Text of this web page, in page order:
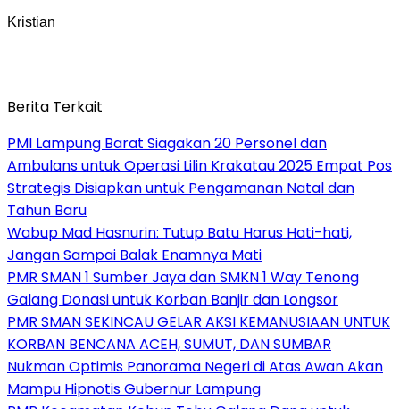
Kristian
Berita Terkait
PMI Lampung Barat Siagakan 20 Personel dan
Ambulans untuk Operasi Lilin Krakatau 2025 Empat Pos
Strategis Disiapkan untuk Pengamanan Natal dan
Tahun Baru
Wabup Mad Hasnurin: Tutup Batu Harus Hati-hati,
Jangan Sampai Balak Enamnya Mati
PMR SMAN 1 Sumber Jaya dan SMKN 1 Way Tenong
Galang Donasi untuk Korban Banjir dan Longsor
PMR SMAN SEKINCAU GELAR AKSI KEMANUSIAAN UNTUK
KORBAN BENCANA ACEH, SUMUT, DAN SUMBAR
Nukman Optimis Panorama Negeri di Atas Awan Akan
Mampu Hipnotis Gubernur Lampung